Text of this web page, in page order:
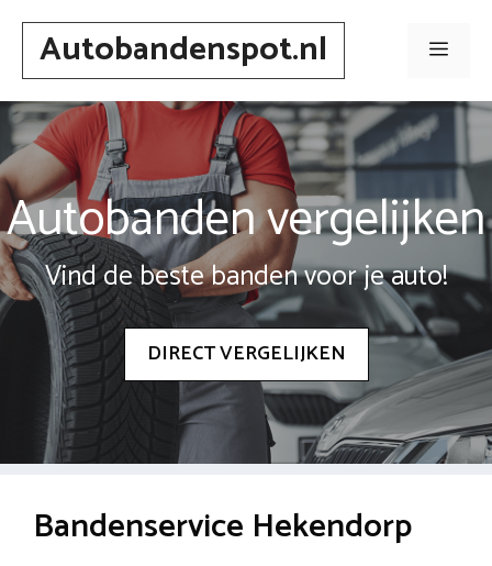
Spring
inhoudAutobandenspot.nl Menu
Autobanden vergelijken
Vind de beste banden voor je auto!
DIRECT VERGELIJKEN
Bandenservice Hekendorp